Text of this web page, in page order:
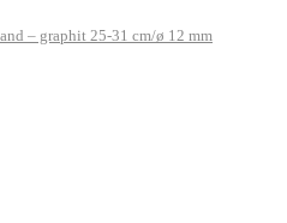
– graphit 25-31 cm/ø 12 mm